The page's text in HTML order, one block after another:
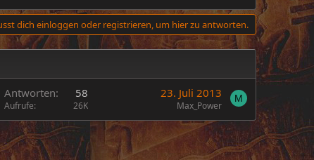
dich einloggen oder registrieren, um hier zu antworten.
Antworten 58
Aufrufe 26K
23. Juli 2013
Max_Power
M